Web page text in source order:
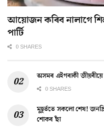
আয়োজন কৰিব নালাগে
পাৰ্টি
0 SHARES
অসমৰ এইগৰাকী
0 SHARES
মুহূৰ্ততে সকলো শেষ!
শোকৰ ছাঁ